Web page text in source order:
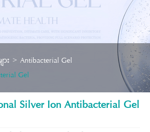
း
Antibacterial Gel
Gel
Silver Ion Antibacterial Gel